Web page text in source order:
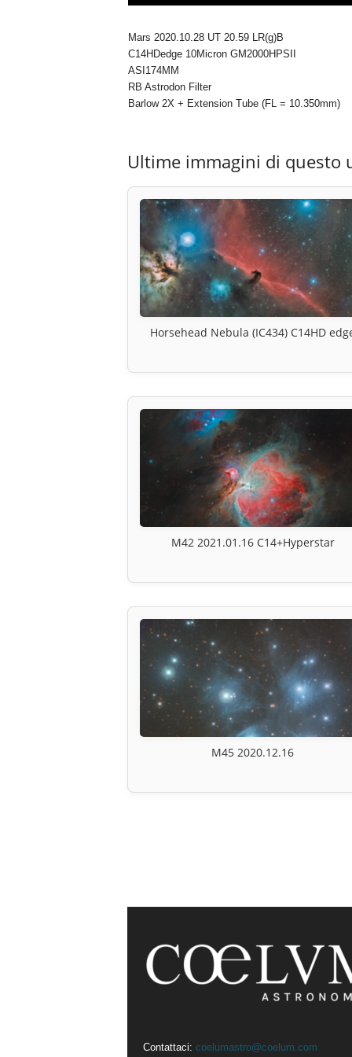
Mars 2020.10.28 UT 20.59 LR(g)B
C14HDedge 10Micron GM2000HPSII
ASI174MM
RB Astrodon Filter
Barlow 2X + Extension Tube (FL = 10.350mm)
Ultime immagini di questo
Horsehead Nebula (IC434) C14HD
M42 2021.01.16 C14+Hyperstar
M45 2020.12.16
Contattaci: coelumastro@coelum.com